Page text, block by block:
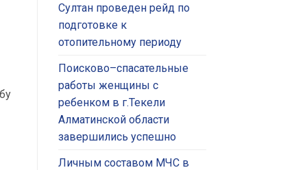
Султан проведен рейд по
подготовке к
отопительному периоду
Поисково–спасательные
работы женщины с
ребенком в г.Текели
Алматинской области
завершились успешно
Личным составом МЧС в